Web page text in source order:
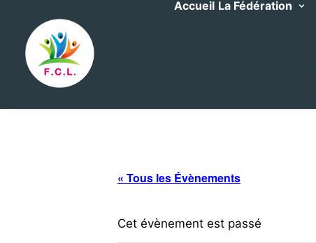
Accueil La Fédération
« Tous les Évènements
Cet évènement est passé